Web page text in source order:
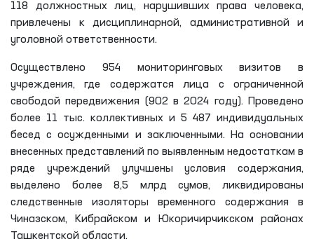
118 должностных лиц, нарушивших права человека,
привлечены к дисциплинарной, административной и
уголовной ответственности.
Осуществлено 954 мониторинговых визитов в
учреждения, где содержатся лица с ограниченной
свободой передвижения (902 в 2024 году). Проведено
более 11 тыс. коллективных и 5 487 индивидуальных
бесед с осужденными и заключенными. На основании
внесенных представлений по выявленным недостаткам в
ряде учреждений улучшены условия содержания,
выделено более 8,5 млрд сумов, ликвидированы
следственные изоляторы временного содержания в
Чиназском, Кибрайском и Юкоричирчикском районах
Ташкентской области.